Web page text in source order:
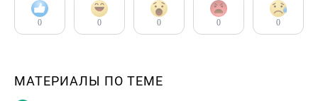
0 0 0 0 0
МАТЕРИАЛЫ ПО ТЕМЕ